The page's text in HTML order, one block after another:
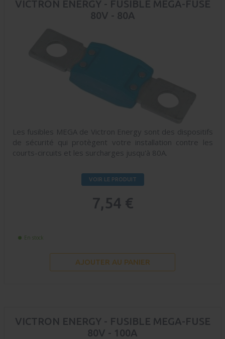
VICTRON ENERGY - FUSIBLE MEGA-FUSE
80V - 80A
Les fusibles MEGA de Victron Energy sont des dispositifs
de sécurité qui protègent votre installation contre les
courts-circuits et les surcharges jusqu'à 80A.
VOIR LE PRODUIT
7,54 €
En stock
AJOUTER AU PANIER
VICTRON ENERGY - FUSIBLE MEGA-FUSE
80V - 100A